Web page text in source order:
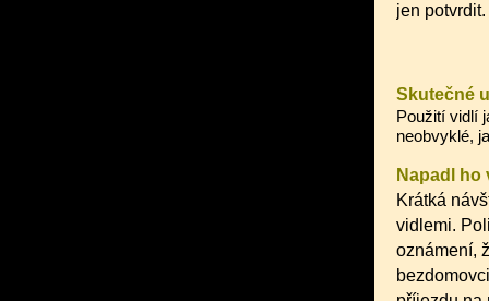
jen potvrdit.
Skutečné
Použití vidlí
neobvyklé,
Napadl ho
Krátká
vidlemi.
oznámení,